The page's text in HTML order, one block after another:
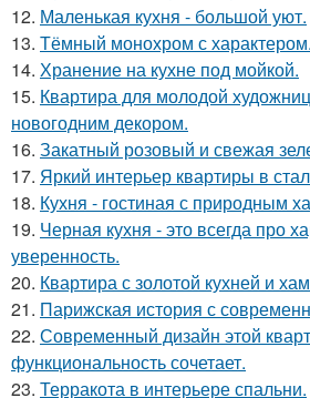
12. Маленькая кухня - большой уют.
13. Тёмный монохром с характером.
14. Хранение на кухне под мойкой.
15. Квартира для молодой
новогодним декором.
16. Закатный розовый и свежая
17. Яркий интерьер квартиры в
18. Кухня - гостиная с природным
19. Черная кухня - это всегда про
уверенность.
20. Квартира с золотой кухней и
21. Парижская история с
22. Современный дизайн этой
функциональность сочетает.
23. Терракота в интерьере спальни.